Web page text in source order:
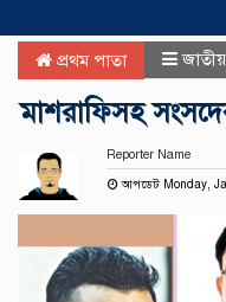
প্রথম পাতা জাতীয়
মাশরাফিসহ
Reporter Name
আপডেট Monday,